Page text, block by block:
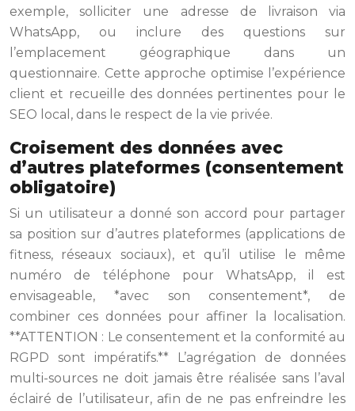
exemple, solliciter une adresse de livraison via
WhatsApp, ou inclure des questions sur
l’emplacement géographique dans un
questionnaire. Cette approche optimise l’expérience
client et recueille des données pertinentes pour le
SEO local, dans le respect de la vie privée.
Croisement des données avec
d’autres plateformes (consentement
obligatoire)
Si un utilisateur a donné son accord pour partager
sa position sur d’autres plateformes (applications de
fitness, réseaux sociaux), et qu’il utilise le même
numéro de téléphone pour WhatsApp, il est
envisageable, *avec son consentement*, de
combiner ces données pour affiner la localisation.
**ATTENTION : Le consentement et la conformité au
RGPD sont impératifs.** L’agrégation de données
multi-sources ne doit jamais être réalisée sans l’aval
éclairé de l’utilisateur, afin de ne pas enfreindre les